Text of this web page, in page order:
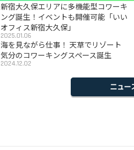
新宿大久保エリアに多機能型コワーキ
ング誕生！イベントも開催可能「いい
オフィス新宿大久保」
2025.01.06
海を見ながら仕事！ 天草でリゾート
気分のコワーキングスペース誕生
2024.12.02
ニュー